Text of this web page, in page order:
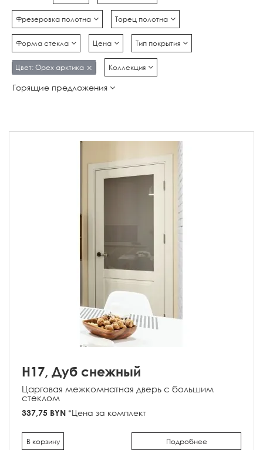
Фрезеровка полотна Торец полотна
Форма стекла Цена Тип покрытия
Цвет: Орех арктика Коллекция
Горящие предложения
H17, Дуб снежный
Царговая межкомнатная дверь с большим
стеклом
337,75 BYN *Цена за комплект
Подробнее
В корзину